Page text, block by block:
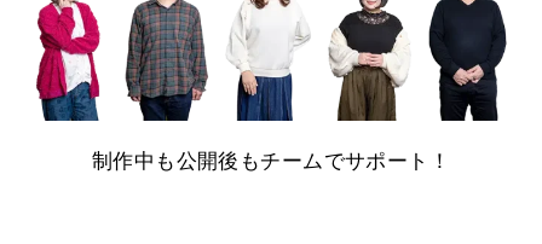
制作中も公開後もチームでサポート！